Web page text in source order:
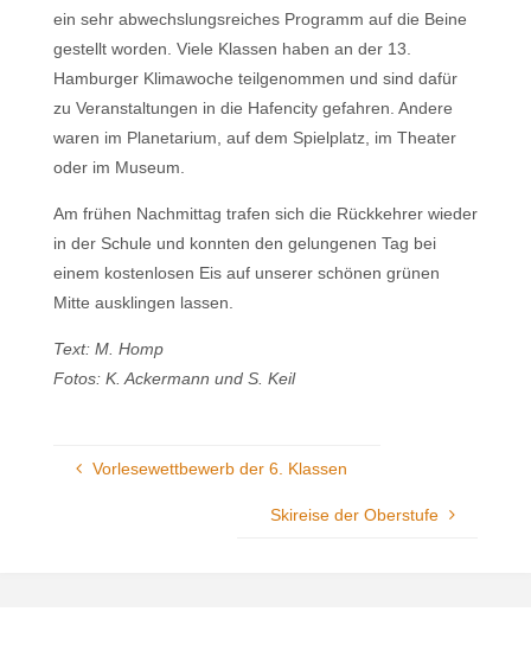
ein sehr abwechslungsreiches Programm auf die Beine
gestellt worden. Viele Klassen haben an der 13.
Hamburger Klimawoche teilgenommen und sind dafür
zu Veranstaltungen in die Hafencity gefahren. Andere
waren im Planetarium, auf dem Spielplatz, im Theater
oder im Museum.
Am frühen Nachmittag trafen sich die Rückkehrer wieder
in der Schule und konnten den gelungenen Tag bei
einem kostenlosen Eis auf unserer schönen grünen
Mitte ausklingen lassen.
Text: M. Homp
Fotos: K. Ackermann und S. Keil
Vorlesewettbewerb der 6. Klassen
Skireise der Oberstufe